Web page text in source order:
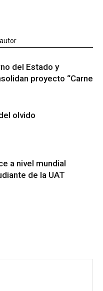
del Estado y
proyecto “Carne
olvido
a nivel mundial
de la UAT